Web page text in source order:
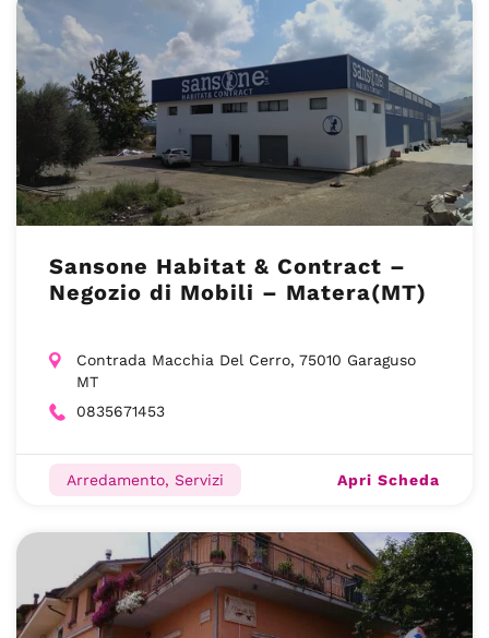
Sansone Habitat & Contract –
Negozio di Mobili – Matera(MT)
Contrada Macchia Del Cerro, 75010 Garaguso
MT
0835671453
Arredamento, Servizi Apri Scheda